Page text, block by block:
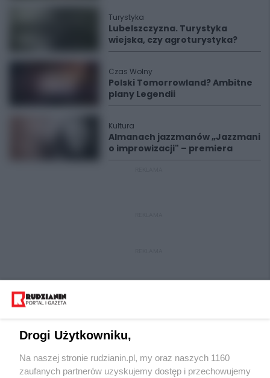
Turystyka
Lubelszczyzna. Turystyka
wiejska, czy agroturystyka?
Czas Wolny
Polski Tomorrowland? Ambitne
plany Legendii
Kultura
Almanach jazzmanów „Jazzmani
o improwizacji" – premiera
Wydawca mediów lokalnych
Drogi Użytkowniku,
Na naszej stronie rudzianin.pl, my oraz naszych 1160
zaufanych partnerów uzyskujemy dostęp i przechowujemy